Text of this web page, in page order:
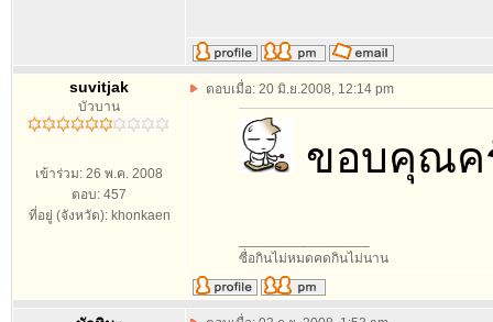
suvitjak
บัวบาน
เข้าร่วม: 26 พ.ค. 2008
ตอบ: 457
ที่อยู่ (จังหวัด): khonkaen
ตอบเมื่อ: 20 มิ.ย.2008, 12:14 pm
ขอบคุณ
ซื่อกินไม่หมดคดกินไม่นาน